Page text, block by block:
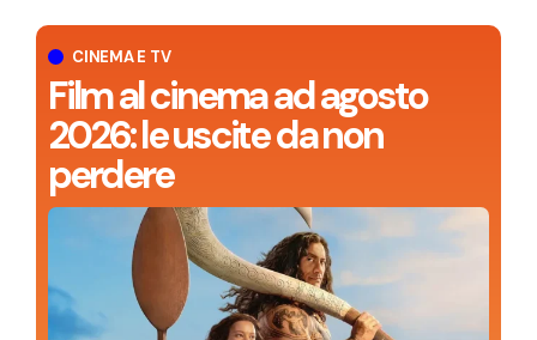
CINEMA E TV
Film al cinema ad agosto
2026: le uscite da non
perdere